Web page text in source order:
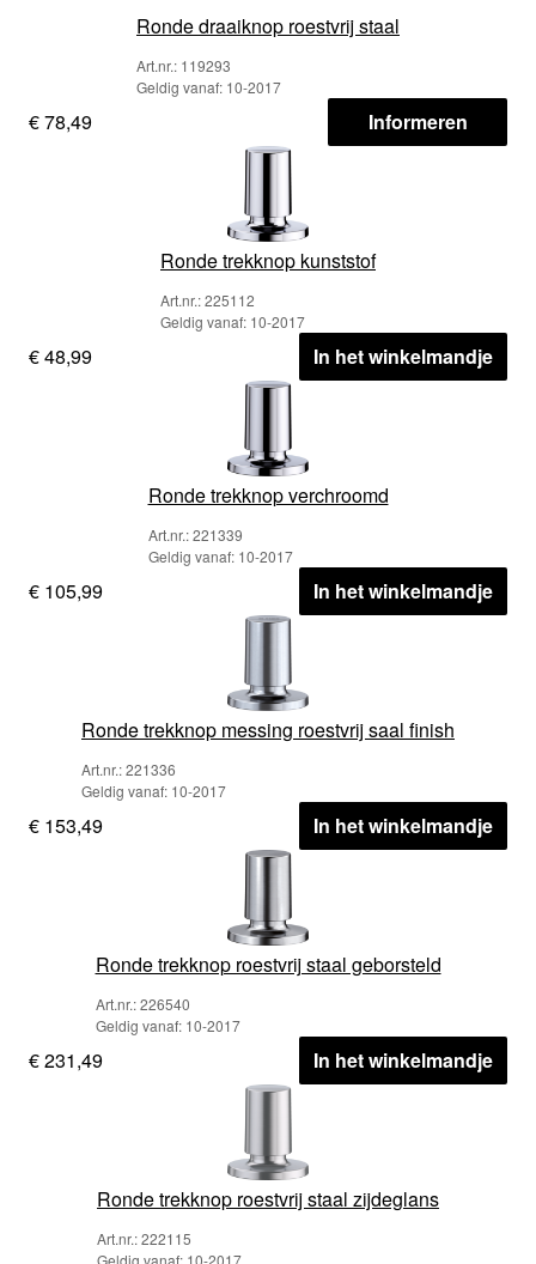
Ronde draaiknop roestvrij staal
Art.nr.: 119293
Geldig vanaf: 10-2017
€ 78,49 Informeren
Ronde trekknop kunststof
Art.nr.: 225112
Geldig vanaf: 10-2017
€ 48,99 In het winkelmandje
Ronde trekknop verchroomd
Art.nr.: 221339
Geldig vanaf: 10-2017
€ 105,99 In het winkelmandje
Ronde trekknop messing roestvrij saal finish
Art.nr.: 221336
Geldig vanaf: 10-2017
€ 153,49 In het winkelmandje
Ronde trekknop roestvrij staal geborsteld
Art.nr.: 226540
Geldig vanaf: 10-2017
€ 231,49 In het winkelmandje
Ronde trekknop roestvrij staal zijdeglans
Art.nr.: 222115